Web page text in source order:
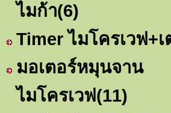
ไมก้า(6)
Timer ไมโครเวฟ+
มอเตอร์หมุนจาน
ไมโครเวฟ(11)